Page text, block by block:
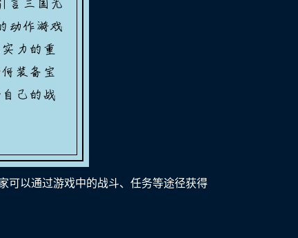
可以通过游戏中的战斗、任务等途径获得